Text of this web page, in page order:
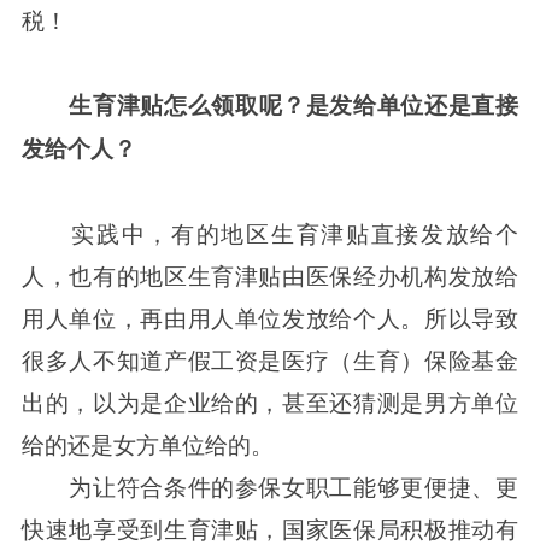
税！
生育津贴怎么领取呢？是发给单位还是直接
发给个人？
实践中，有的地区生育津贴直接发放给个
人，也有的地区生育津贴由医保经办机构发放给
用人单位，再由用人单位发放给个人。所以导致
很多人不知道产假工资是医疗（生育）保险基金
出的，以为是企业给的，甚至还猜测是男方单位
给的还是女方单位给的。
为让符合条件的参保女职工能够更便捷、更
快速地享受到生育津贴，国家医保局积极推动有